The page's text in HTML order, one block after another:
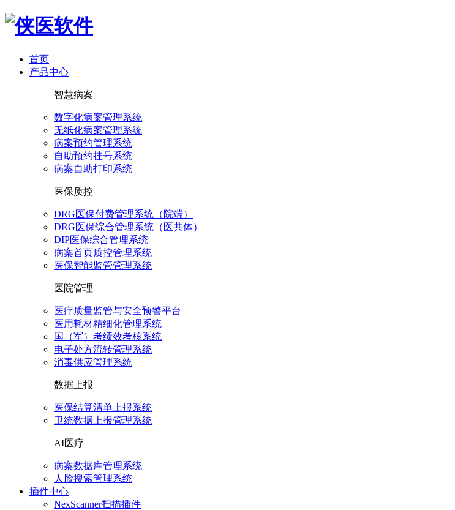
首页
产品中心
智慧病案
数字化病案管理系统
无纸化病案管理系统
病案预约管理系统
自助预约挂号系统
病案自助打印系统
医保质控
DRG医保付费管理系统（院端）
DRG医保综合管理系统（医共体）
DIP医保综合管理系统
病案首页质控管理系统
医保智能监管管理系统
医院管理
医疗质量监管与安全预警平台
医用耗材精细化管理系统
国（军）考绩效考核系统
电子处方流转管理系统
消毒供应管理系统
数据上报
医保结算清单上报系统
卫统数据上报管理系统
AI医疗
病案数据库管理系统
人脸搜索管理系统
插件中心
NexScanner扫描插件